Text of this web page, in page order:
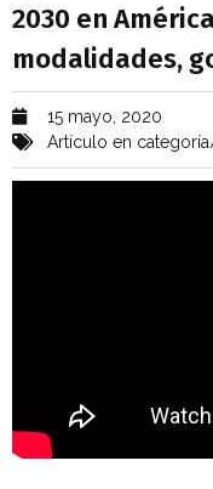
2030 en
modalidades,
15 mayo, 2020
Artículo en